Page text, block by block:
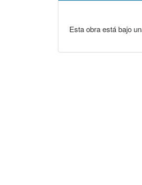
Esta obra está bajo